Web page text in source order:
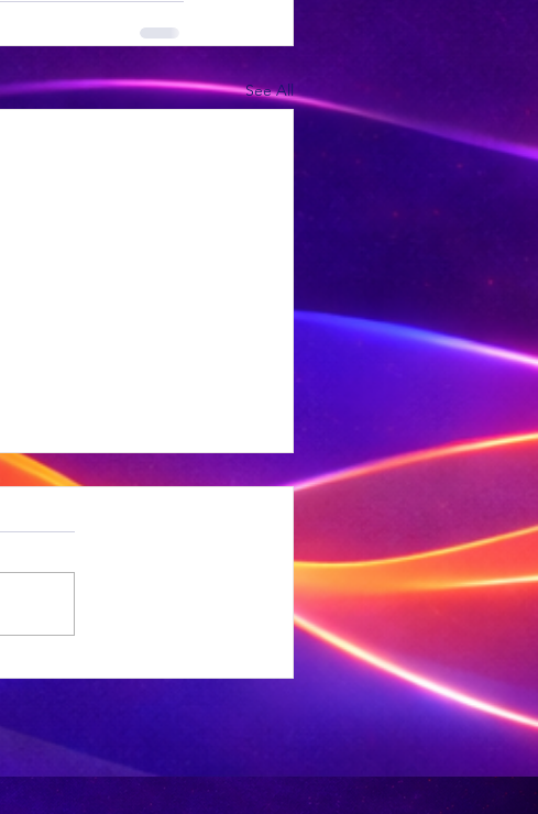
See All
'n Voormalige
is in warm
water oor
skootrekenaars